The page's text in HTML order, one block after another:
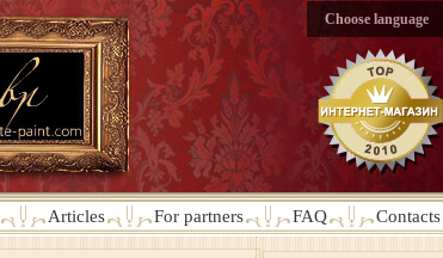
Choose language
Articles For partners FAQ Contacts